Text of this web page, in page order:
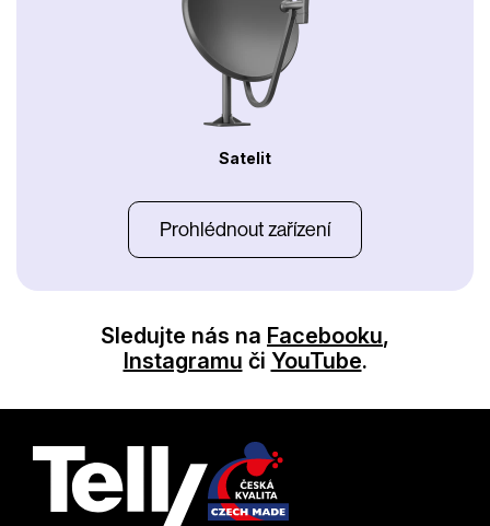
Satelit
Prohlédnout zařízení
Sledujte nás na Facebooku,
Instagramu či YouTube.